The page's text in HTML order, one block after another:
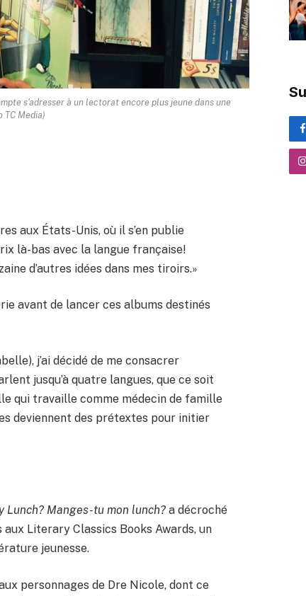
s'adresser à un lectorat encore plus jeune dans une
TC Media)
aux États-Unis, où il s’en publie
là-bas avec la langue française!
d’autres idées dans mes tiroirs.»
avant de lancer ces albums destinés
j’ai décidé de me consacrer
jusqu’à quatre langues, que ce soit
qui travaille comme médecin de famille
deviennent des prétextes pour initier
Lunch? Manges-tu mon lunch? a décroché
Literary Classics Books Awards, un
jeunesse.
personnages de Dre Nicole, dont ce